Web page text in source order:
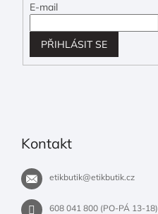
E-mail
PŘIHLÁSIT SE
Kontakt
etikbutik@etikbutik.cz
608 041 800 (PO-PÁ 13-18)